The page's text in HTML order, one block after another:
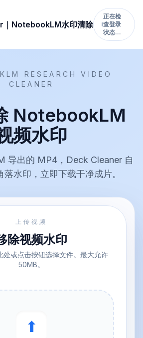
NotebookLM水印清除
正在检
查登录
状态…
RESEARCH VIDEO
CLEANER
NotebookLM
频水印
导出的 MP4，Deck Cleaner 自
水印，立即下载干净成片。
上传视频
除视频水印
处或点击按钮选择文件。最大允许
50MB。
⬆︎